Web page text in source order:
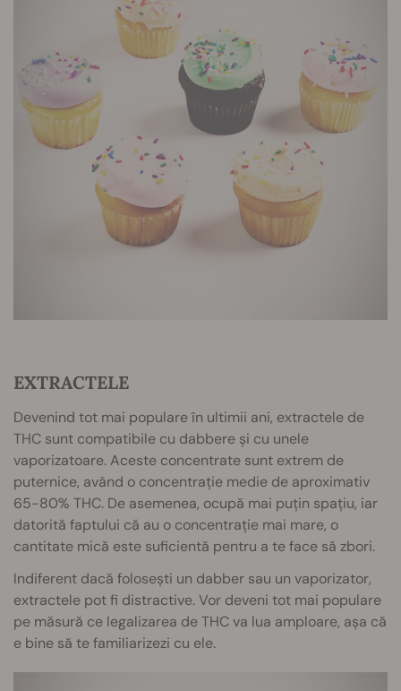
EXTRACTELE
Devenind tot mai populare în ultimii ani, extractele de
THC sunt compatibile cu dabbere și cu unele
vaporizatoare. Aceste concentrate sunt extrem de
puternice, având o concentrație medie de aproximativ
65-80% THC. De asemenea, ocupă mai puțin spațiu, iar
datorită faptului că au o concentrație mai mare, o
cantitate mică este suficientă pentru a te face să zbori.
Indiferent dacă folosești un dabber sau un vaporizator,
extractele pot fi distractive. Vor deveni tot mai populare
pe măsură ce legalizarea de THC va lua amploare, așa că
e bine să te familiarizezi cu ele.